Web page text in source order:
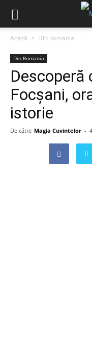
Acasă Din Romania
Din Romania
Descoperă
Focșani,
istorie
De către Magia Cuvintelor -